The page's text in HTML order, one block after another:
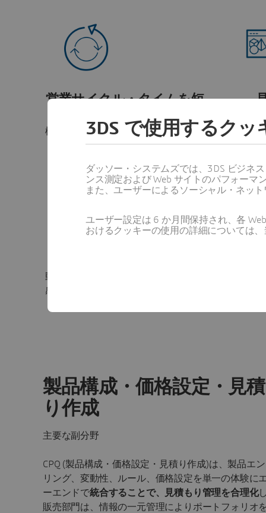
営業サイクル・タイムを短
構成を見積プロセスに直接組み込むこ
とで、ボトルネックを解消します。
ア
動的に変化する価格プレビューで没入
感のある視覚的に説得力のある体験を
製品構成・価格設定・見
り作成
主要な副分野
CPQ (製品構成・価格設定・見積り作成)は、製品エ
リング、変動性、ルール、価格設定を単一の体験に
ーエンドで統合することで、見積もり管理を合理化
販売部門は、情報の一元管理によりポートフォリオ
3DS で使用するク
ダッソー・システムズでは、3DS ビジネ
ンス測定および Web サイトのパフォー
また、ユーザーによるソーシャル・ネッ
ユーザー設定は 6 か月間保持され、各
おけるクッキーの使用の詳細については、